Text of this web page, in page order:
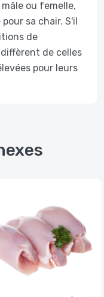
ou femelle,
sa chair. S'il
de
de celles
pour leurs